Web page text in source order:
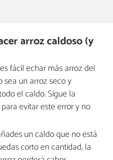
arroz caldoso (y
fácil echar más arroz del
un arroz seco y
el caldo. Sigue la
evitar este error y no
un caldo que no está
corto en cantidad, la